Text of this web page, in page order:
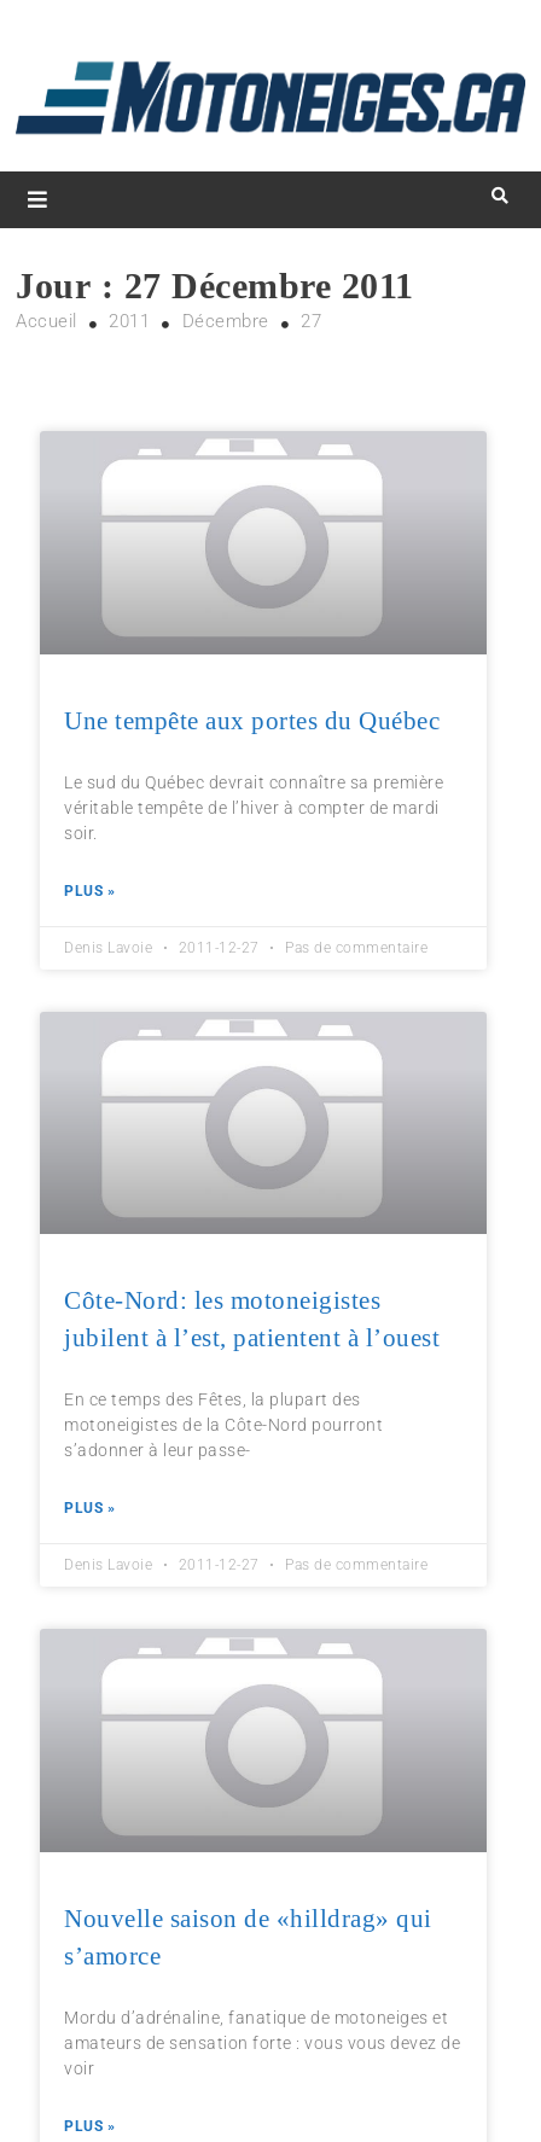
Magazine Motoneiges.ca
Jour : 27 Décembre 2011
Accueil 2011 Décembre 27
Une tempête aux portes du Québec
Le sud du Québec devrait connaître sa première
véritable tempête de l’hiver à compter de mardi
soir.
PLUS »
Denis Lavoie 2011-12-27 Pas de commentaire
Côte-Nord: les motoneigistes
jubilent à l’est, patientent à l’ouest
En ce temps des Fêtes, la plupart des
motoneigistes de la Côte-Nord pourront
s’adonner à leur passe-
PLUS »
Denis Lavoie 2011-12-27 Pas de commentaire
Nouvelle saison de «hilldrag» qui
s’amorce
Mordu d’adrénaline, fanatique de motoneiges et
amateurs de sensation forte : vous vous devez de
voir
PLUS »